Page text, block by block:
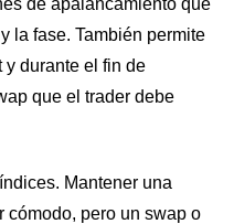
de apalancamiento que
la fase. También permite
y durante el fin de
que el trader debe
Mantener una
cómodo, pero un swap o